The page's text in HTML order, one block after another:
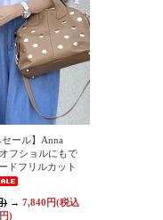
セール】Anna
フショルにもで
ドフリルカット
) → 7,840円(税込
)